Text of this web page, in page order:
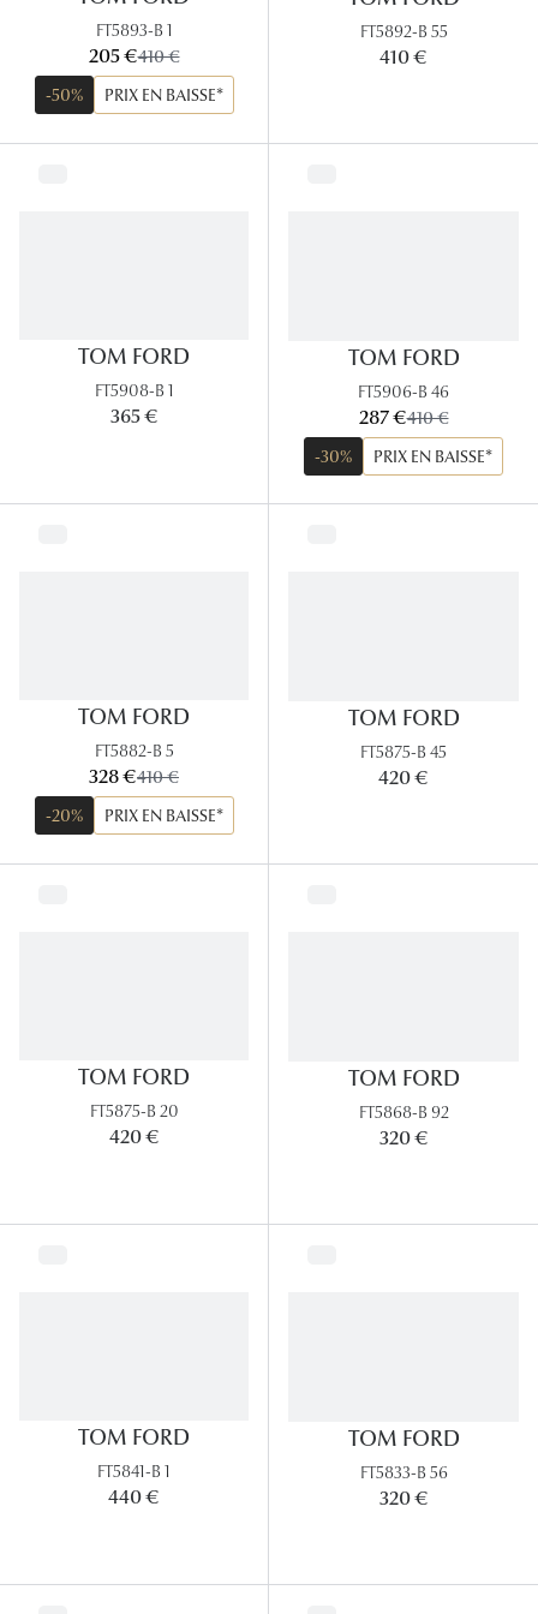
FT5893-B 1
maintenant:
205 €ancien prix:
410 €
-50%
PRIX EN BAISSE*
FT5892-B 55
410 €
TOM FORD
FT5908-B 1
365 €
TOM FORD
FT5906-B 46
maintenant:
287 €ancien prix:
410 €
-30%
PRIX EN BAISSE*
TOM FORD
FT5882-B 5
maintenant:
328 €ancien prix:
410 €
-20%
PRIX EN BAISSE*
TOM FORD
FT5875-B 45
420 €
TOM FORD
FT5875-B 20
420 €
TOM FORD
FT5868-B 92
320 €
TOM FORD
FT5841-B 1
440 €
TOM FORD
FT5833-B 56
320 €